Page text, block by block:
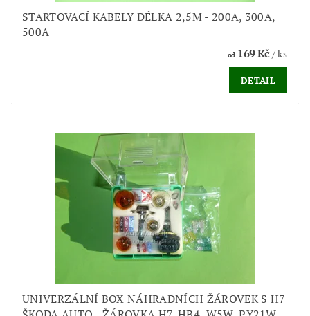
STARTOVACÍ KABELY DÉLKA 2,5M - 200A, 300A,
500A
od169 Kč/ ks
DETAIL
UNIVERZÁLNÍ BOX NÁHRADNÍCH ŽÁROVEK S H7